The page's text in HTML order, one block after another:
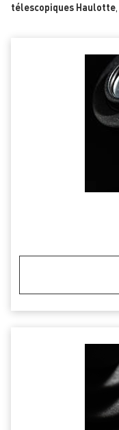
télescopiques Haulotte